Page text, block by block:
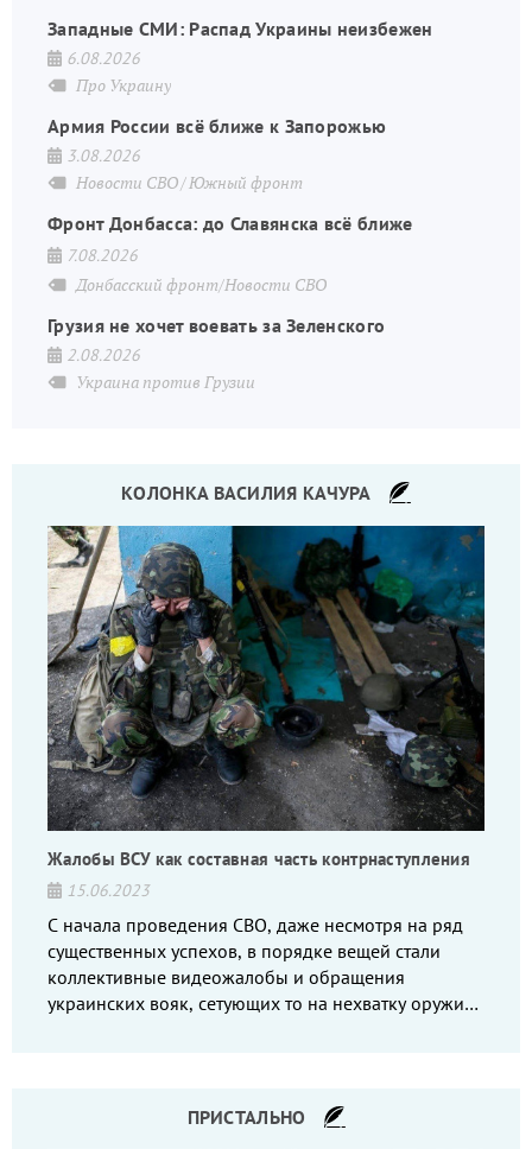
Западные СМИ: Распад Украины неизбежен
6.08.2026
Про Украину
Армия России всё ближе к Запорожью
3.08.2026
Новости СВО Южный фронт
Фронт Донбасса: до Славянска всё ближе
7.08.2026
Донбасский фронт/Новости СВО
Грузия не хочет воевать за Зеленского
2.08.2026
Украина против Грузии
КОЛОНКА ВАСИЛИЯ КАЧУРА
Жалобы ВСУ как составная часть контрнаступления
15.06.2023
С начала проведения СВО, даже несмотря на ряд
существенных успехов, в порядке вещей стали
коллективные видеожалобы и обращения
украинских вояк, сетующих то на нехватку оружия,
ПРИСТАЛЬНО